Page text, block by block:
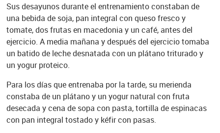
Sus desayunos durante el entrenamiento constaban de
una bebida de soja, pan integral con queso fresco y
tomate, dos frutas en macedonia y un café, antes del
ejercicio. A media mañana y después del ejercicio tomaba
un batido de leche desnatada con un plátano triturado y
un yogur proteico.
Para los días que entrenaba por la tarde, su merienda
constaba de un plátano y un yogur natural con fruta
desecada y cena de sopa con pasta, tortilla de espinacas
con pan integral tostado y kéfir con pasas.